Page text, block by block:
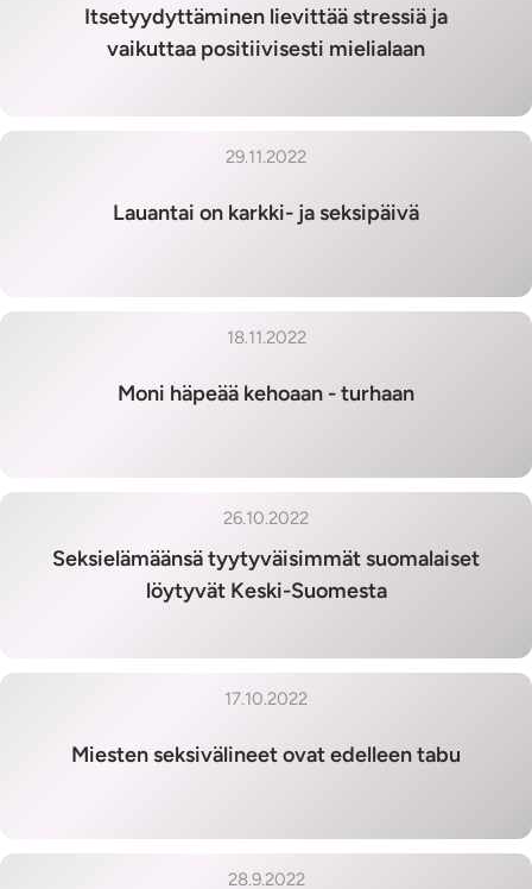
Itsetyydyttäminen lievittää stressiä ja
vaikuttaa positiivisesti mielialaan
Lauantai on karkki- ja seksipäivä
29.11.2022
Moni häpeää kehoaan - turhaan
18.11.2022
Seksielämäänsä tyytyväisimmät suomalaiset
löytyvät Keski-Suomesta
26.10.2022
Miesten seksivälineet ovat edelleen tabu
17.10.2022
28.9.2022